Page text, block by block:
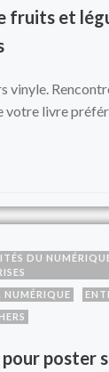
fruits et
vinyle.
votre livre
DU
NUMÉRIQUE
poster